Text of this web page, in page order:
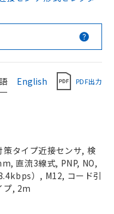
English PDF出力
策タイプ近接センサ, 検
直流3線式, PNP, NO,
）, M12, コード引
プ, 2m